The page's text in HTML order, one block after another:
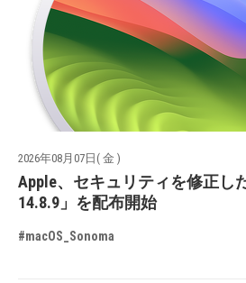
2026年08月07日( 金 )
Apple、セキュリティを修正し
14.8.9」を配布開始
#macOS_Sonoma